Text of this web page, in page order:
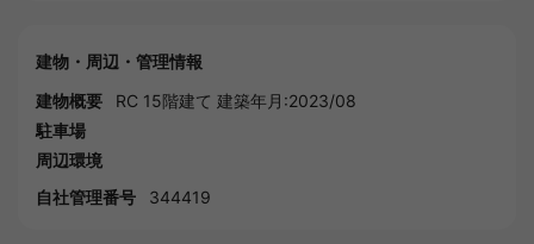
建物・周辺・管理情報
建物概要
RC 15階建て 建築年月:2023/08
駐車場
周辺環境
自社管理番号
344419